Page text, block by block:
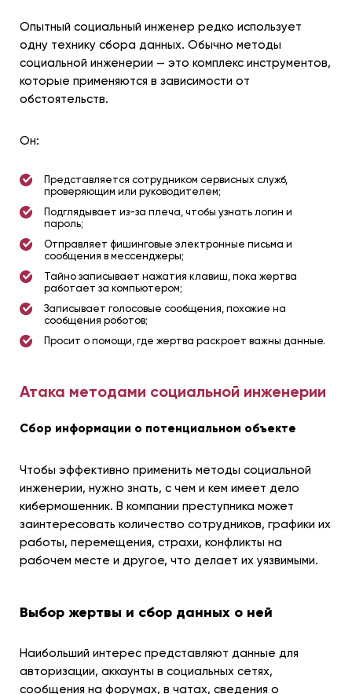
Опытный социальный инженер редко использует
одну технику сбора данных. Обычно методы
социальной инженерии — это комплекс инструментов,
которые применяются в зависимости от
обстоятельств.
Он:
Представляется сотрудником сервисных служб,
проверяющим или руководителем;
Подглядывает из-за плеча, чтобы узнать логин и
пароль;
Отправляет фишинговые электронные письма и
сообщения в мессенджеры;
Тайно записывает нажатия клавиш, пока жертва
работает за компьютером;
Записывает голосовые сообщения, похожие на
сообщения роботов;
Просит о помощи, где жертва раскроет важны данные.
Атака методами социальной инженерии
Сбор информации о потенциальном объекте
Чтобы эффективно применить методы социальной
инженерии, нужно знать, с чем и кем имеет дело
кибермошенник. В компании преступника может
заинтересовать количество сотрудников, графики их
работы, перемещения, страхи, конфликты на
рабочем месте и другое, что делает их уязвимыми.
Выбор жертвы и сбор данных о ней
Наибольший интерес представляют данные для
авторизации, аккаунты в социальных сетях,
сообщения на форумах, в чатах, сведения о